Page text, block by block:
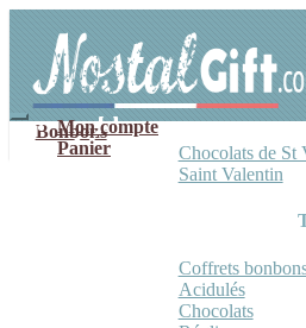
navigation
contenu
Mon compte
Panier
Bonbons
Chocolats de St
Saint Valentin
Coffrets
Acidulés
Chocolats